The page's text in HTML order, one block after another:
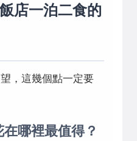
店一泊二食的
，這幾個點一定要
哪裡最值得？